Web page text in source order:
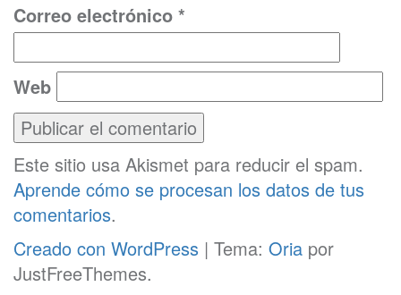
Correo electrónico *
Web
Este sitio usa Akismet para reducir el spam.
Aprende cómo se procesan los datos de tus
comentarios.
Creado con WordPress | Tema: Oria por
JustFreeThemes.